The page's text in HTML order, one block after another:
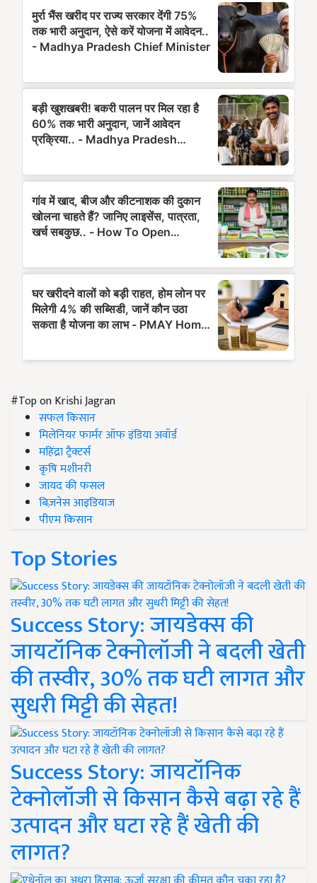
#Top on Krishi Jagran
सफल किसान
मिलेनियर फार्मर ऑफ इंडिया अवॉर्ड
महिंद्रा ट्रैक्टर्स
कृषि मशीनरी
जायद की फसल
बिज़नेस आइडियाज
पीएम किसान
Top Stories
Success Story: जायडेक्स की
जायटॉनिक टेक्नोलॉजी ने बदली खेती
की तस्वीर, 30% तक घटी लागत और
सुधरी मिट्टी की सेहत!
Success Story: जायटॉनिक
टेक्नोलॉजी से किसान कैसे बढ़ा रहे हैं
उत्पादन और घटा रहे हैं खेती की
लागत?